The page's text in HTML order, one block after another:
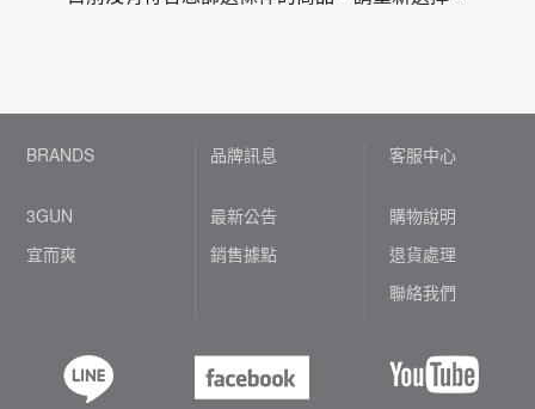
BRANDS
3GUN
宜而爽
品牌訊息
最新公告
銷售據點
客服中心
購物說明
退貨處理
聯絡我們